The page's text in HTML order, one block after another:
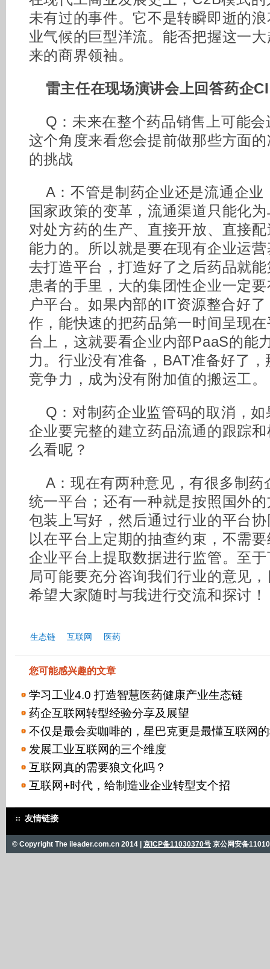
未有过的事件。它不是转瞬即逝的
业气候的巨型洋流。能否把握这一
来的商界领袖。
雷主任在现场演讲会上回答药企
Q：未来在整个药品销售上可能
这个角度来看您会提前做那些方面
的挑战
A：不管是制药企业还是流通企业
国家政策的变革，流通渠道只能化
对处方药的生产、直接开放、直接
能力的。所以就是要在现有企业运
去打造平台，打造好了之后药品就
患者的手里，大的集团性企业一定
户平台。如果内部的IT资源整合好
作，能快速的把药品第一时间呈现
台上，这就要看企业内部PaaS的能
力。行业没有准备，BAT准备好了
竞争力，成为没有附加值的搬运工。
Q：对制药企业监管码的取消，
企业要完整的建立药品流通的跟踪
么看呢？
A：现在有两种意见，有很多制药
统一平台；还有一种就是按照国外
包装上写好，然后通过行业的平台
以在平台上定期的抽查约束，不需
企业平台上提取数据进行监管。至
局可能要充分咨询我们行业的意见
希望大家随时与我进行交流和探讨！
生态链 互联网 医药
您可能感兴趣的文章
学习工业4.0 打造智慧医药健康产业生态链
药企互联网转型经验分享及展望
不仅是最会卖咖啡的，星巴克更是最懂互联网
发展工业互联网的三个维度
互联网真的需要狼文化吗？
互联网+时代，给制造业企业转型支个招
友情链接
© Copyright The ileader.com.cn 2014 | 京ICP备11030370号 京公网安备